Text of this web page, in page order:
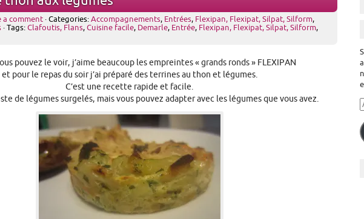
a comment · Categories: Accompagnements, Entrées, Flexipan, Flexipat, Silpat, Silform,
· Tags: Clafoutis, Flans, Cuisine facile, Demarle, Entrée, Flexipan, Flexipat, Silpat, Silform,
pouvez le voir, j’aime beaucoup les empreintes « grands ronds » FLEXIPAN
et pour le repas du soir j’ai préparé des terrines au thon et légumes.
C’est une recette rapide et facile.
de légumes surgelés, mais vous pouvez adapter avec les légumes que vous avez.